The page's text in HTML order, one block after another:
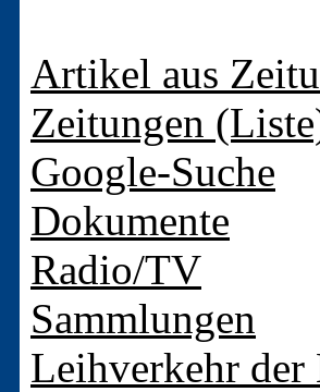
Artikel aus
Zeitungen
Google-Suche
Dokumente
Radio/TV
Sammlungen
Leihverkehr